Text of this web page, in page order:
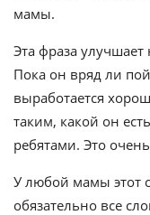
мамы.
Эта фраза
Пока он вряд ли
выработается
таким, какой он
ребятами. Это
У любой мамы этот
обязательно все